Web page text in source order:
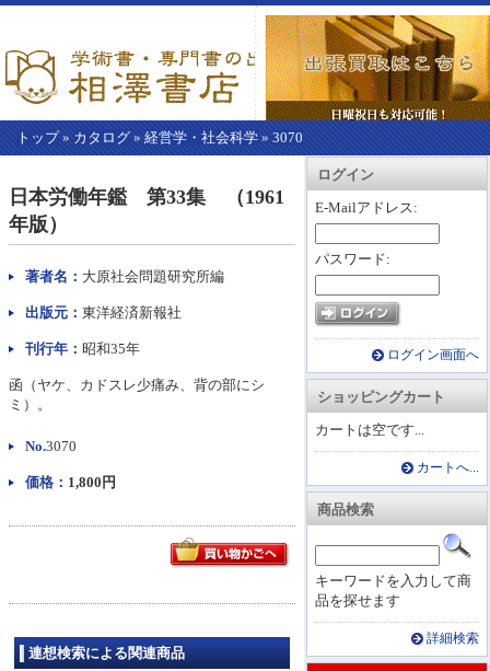
トップ» カタログ » 経営学・社会科学 » 3070
カートを見る
ログイン
E-Mailアドレス:
パスワード:
ログイン画面へ
ショッピングカート
カートは空です...
カートへ...
商品検索
キーワードを入力して商
品を探せます
詳細検索
こ
か
ら
本
文】
日本労働年鑑 第33集 （1961
年版）
著者名： 大原社会問題研究所編
出版元： 東洋経済新報社
刊行年： 昭和35年
函（ヤケ、カドスレ少痛み、背の部にシ
ミ）。
No.3070
価格： 1,800円
連想検索による関連商品